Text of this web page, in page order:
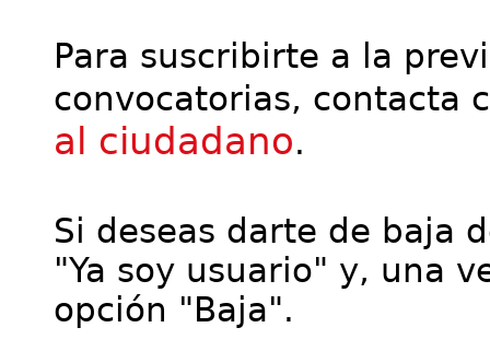
Para suscribirte a la
convocatorias, contacta
al ciudadano.
Si deseas darte de baja
"Ya soy usuario" y, una
opción "Baja".